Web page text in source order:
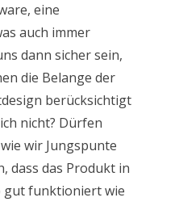
eine
auch immer
dann sicher sein,
die Belange der
berücksichtigt
nicht? Dürfen
wir Jungspunte
dass das Produkt in
gut funktioniert wie